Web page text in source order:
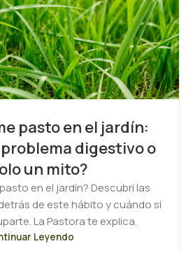
pasto en el jardín:
digestivo o
un mito?
en el jardín? Descubrí las
de este hábito y cuándo sí
La Pastora te explica.
Leyendo